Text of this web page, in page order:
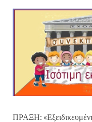
ΠΡΑΞΗ: «Εξειδικευμένη